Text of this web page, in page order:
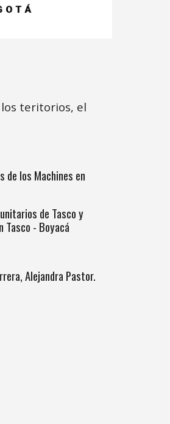
teritorios, el
de los Machines en
de Tasco y
Tasco - Boyacá
Alejandra Pastor.